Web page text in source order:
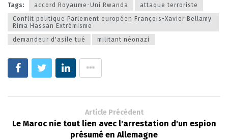
Tags: accord Royaume-Uni Rwanda
attaque terroriste
Conflit politique Parlement européen François-Xavier Bellamy
Rima Hassan Extrémisme
demandeur d'asile tué
militant néonazi
Article Précédent
Le Maroc nie tout lien avec l'arrestation d'un espion
présumé en Allemagne